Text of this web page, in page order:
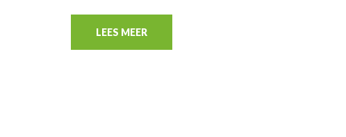
LEES MEER